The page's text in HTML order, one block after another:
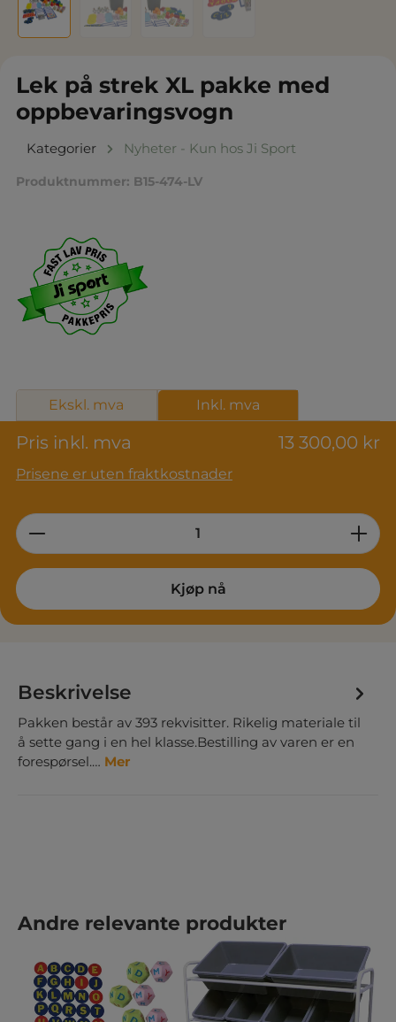
Lek på strek XL pakke med
oppbevaringsvogn
Kategorier Nyheter - Kun hos Ji Sport
Produktnummer: B15-474-LV
Pris inkl. mva 13 300,00 kr
Prisene er uten fraktkostnader
Ekskl. mva Inkl. mva
Product Quantity: Enter the desired
Kjøp nå
Beskrivelse
Pakken består av 393 rekvisitter. Rikelig materiale til
å sette gang i en hel klasse.Bestilling av varen er en
forespørsel.… Mer
Hopp over produktgalleri
Andre relevante produkter